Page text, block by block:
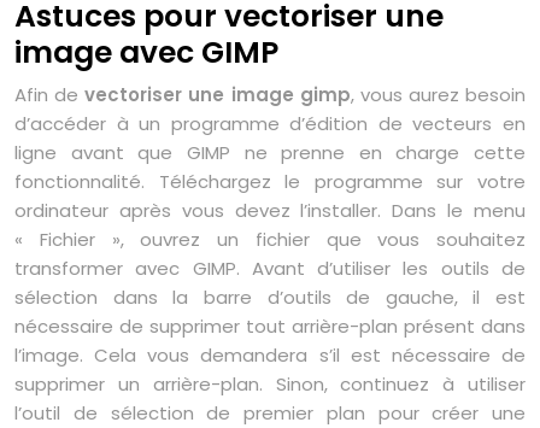
Astuces pour vectoriser une
image avec GIMP
Afin devectoriser une image gimp, vous aurez besoin
d’accéder à un programme d’édition de vecteurs en
ligne avant que GIMP ne prenne en charge cette
fonctionnalité. Téléchargez le programme sur votre
ordinateur après vous devez l’installer. Dans le menu
« Fichier », ouvrez un fichier que vous souhaitez
transformer avec GIMP. Avant d’utiliser les outils de
sélection dans la barre d’outils de gauche, il est
nécessaire de supprimer tout arrière-plan présent dans
l’image. Cela vous demandera s’il est nécessaire de
supprimer un arrière-plan. Sinon, continuez à utiliser
l’outil de sélection de premier plan pour créer une